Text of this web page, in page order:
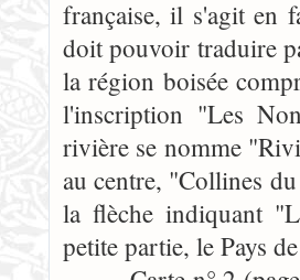
française, il s'agit en
doit pouvoir traduire
la région boisée
l'inscription "Les
rivière se nomme
au centre, "Collines
la flèche indiquant
petite partie, le Pays